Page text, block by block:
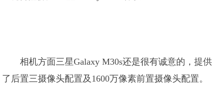
相机方面三星Galaxy M30s还是很有诚意的，提供
了后置三摄像头配置及1600万像素前置摄像头配置。